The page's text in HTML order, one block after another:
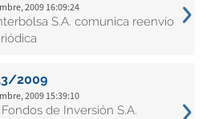
2009 16:09:24
S.A. comunica reenvío
2009
2009 15:39:10
de Inversión S.A.